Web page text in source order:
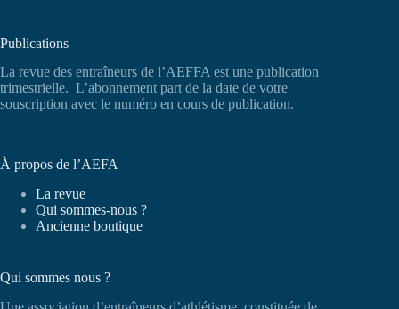
Publications
La revue des entraîneurs de l’AEFFA est une publication
trimestrielle. L’abonnement part de la date de votre
souscription avec le numéro en cours de publication.
À propos de l’AEFA
La revue
Qui sommes-nous ?
Ancienne boutique
Qui sommes nous ?